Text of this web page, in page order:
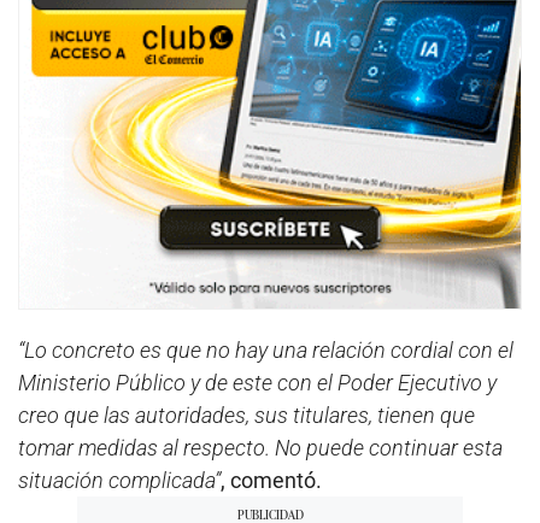
“Lo concreto es que no hay una relación cordial con el
Ministerio Público y de este con el Poder Ejecutivo y
creo que las autoridades, sus titulares, tienen que
tomar medidas al respecto. No puede continuar esta
situación complicada”, comentó.